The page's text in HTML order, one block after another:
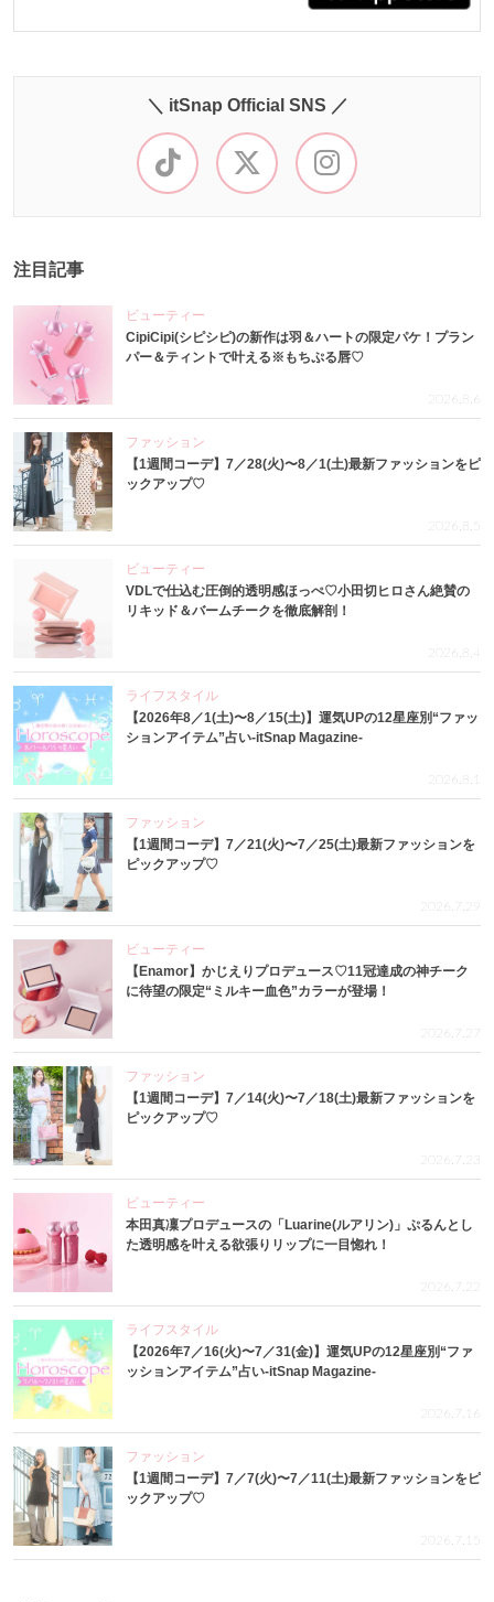
＼ itSnap Official SNS ／
注目記事
ビューティー
CipiCipi(シピシピ)の新作は羽＆ハートの限定パケ！プラン
パー＆ティントで叶える※もちぷる唇♡
2026.8.6
ファッション
【1週間コーデ】7／28(火)〜8／1(土)最新ファッションをピ
ックアップ♡
2026.8.5
ビューティー
VDLで仕込む圧倒的透明感ほっぺ♡小田切ヒロさん絶賛の
リキッド＆バームチークを徹底解剖！
2026.8.4
ライフスタイル
【2026年8／1(土)〜8／15(土)】運気UPの12星座別“ファッ
ションアイテム”占い-itSnap Magazine-
2026.8.1
ファッション
【1週間コーデ】7／21(火)〜7／25(土)最新ファッションを
ピックアップ♡
2026.7.29
ビューティー
【Enamor】かじえりプロデュース♡11冠達成の神チーク
に待望の限定“ミルキー血色”カラーが登場！
2026.7.27
ファッション
【1週間コーデ】7／14(火)〜7／18(土)最新ファッションを
ピックアップ♡
2026.7.23
ビューティー
本田真凜プロデュースの「Luarine(ルアリン)」ぷるんとし
た透明感を叶える欲張りリップに一目惚れ！
2026.7.22
ライフスタイル
【2026年7／16(火)〜7／31(金)】運気UPの12星座別“ファ
ッションアイテム”占い-itSnap Magazine-
2026.7.16
ファッション
【1週間コーデ】7／7(火)〜7／11(土)最新ファッションをピ
ックアップ♡
2026.7.15